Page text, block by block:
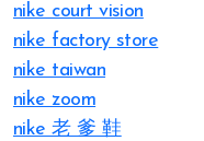
nike court vision
nike factory store
nike taiwan
nike zoom
nike 老 爹 鞋